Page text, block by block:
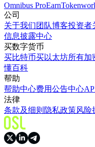
Omnibus ProEarn
公司
关于我们团队博客投资者
信息披露中心
买数字货币
买比特币买以太坊所有加
懂百科
帮助
帮助中心费用公告中心
法律
条款及细则 隐私政策风险